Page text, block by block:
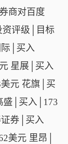
商对百度
资评级│目标
│买入
星展│买入
元 花旗│买
盛│买入│173
券│买入
美元 里昂│